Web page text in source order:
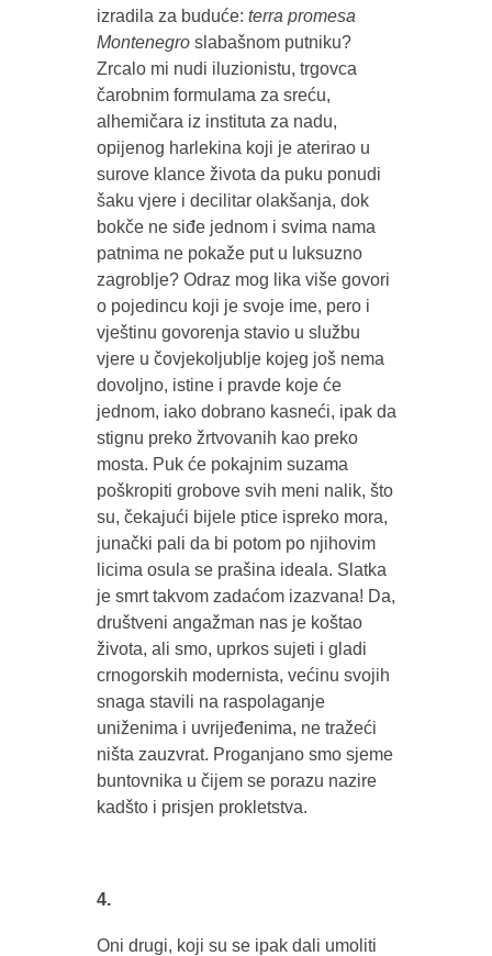
izradila za buduće: terra promesa
Montenegro slabašnom putniku?
Zrcalo mi nudi iluzionistu, trgovca
čarobnim formulama za sreću,
alhemičara iz instituta za nadu,
opijenog harlekina koji je aterirao u
surove klance života da puku ponudi
šaku vjere i decilitar olakšanja, dok
bokče ne siđe jednom i svima nama
patnima ne pokaže put u luksuzno
zagroblje? Odraz mog lika više govori
o pojedincu koji je svoje ime, pero i
vještinu govorenja stavio u službu
vjere u čovjekoljublje kojeg još nema
dovoljno, istine i pravde koje će
jednom, iako dobrano kasneći, ipak da
stignu preko žrtvovanih kao preko
mosta. Puk će pokajnim suzama
poškropiti grobove svih meni nalik, što
su, čekajući bijele ptice ispreko mora,
junački pali da bi potom po njihovim
licima osula se prašina ideala. Slatka
je smrt takvom zadaćom izazvana! Da,
društveni angažman nas je koštao
života, ali smo, uprkos sujeti i gladi
crnogorskih modernista, većinu svojih
snaga stavili na raspolaganje
uniženima i uvrijeđenima, ne tražeći
ništa zauzvrat. Proganjano smo sjeme
buntovnika u čijem se porazu nazire
kadšto i prisjen prokletstva.
4.
Oni drugi, koji su se ipak dali umoliti